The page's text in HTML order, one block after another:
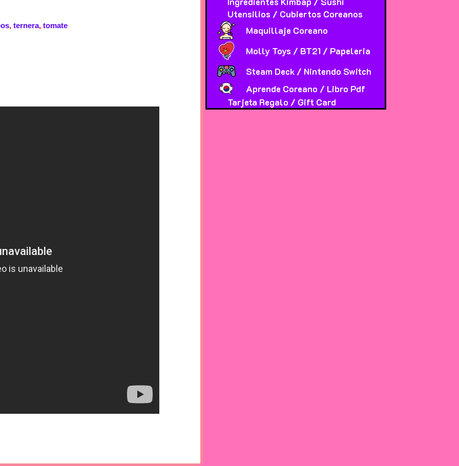
, ternera, tomate
Utensilios / Cubiertos Coreanos
Maquillaje Coreano
Molly Toys / BT21 / Papeleria
Steam Deck / Nintendo Switch
Aprende Coreano / Libro Pdf
Tarjeta Regalo / Gift Card